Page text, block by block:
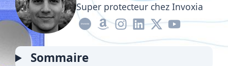
Super protecteur chez Invoxia
Sommaire